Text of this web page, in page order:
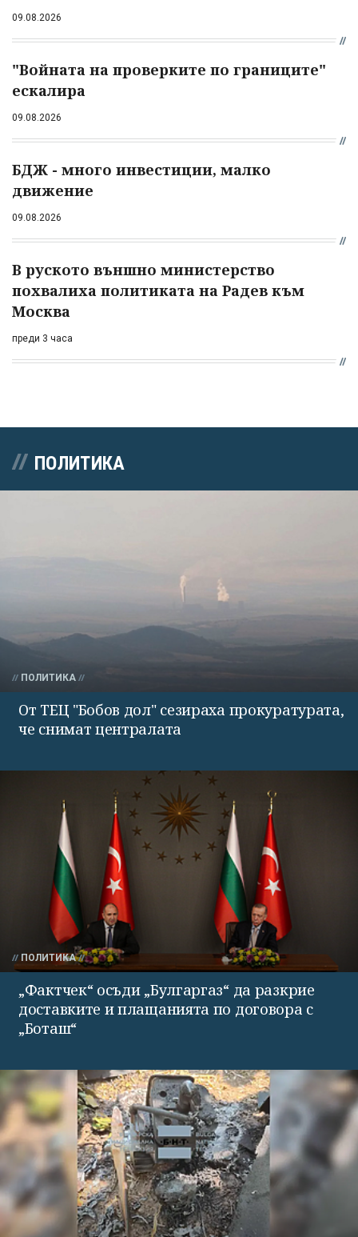
09.08.2026
"Войната на проверките по границите"
ескалира
09.08.2026
БДЖ - много инвестиции, малко
движение
09.08.2026
В руското външно министерство
похвалиха политиката на Радев към
Москва
преди 3 часа
ПОЛИТИКА
ПОЛИТИКА
От ТЕЦ "Бобов дол" сезираха прокуратурата,
че снимат централата
ПОЛИТИКА
„Фактчек“ осъди „Булгаргаз“ да разкрие
доставките и плащанията по договора с
„Боташ“